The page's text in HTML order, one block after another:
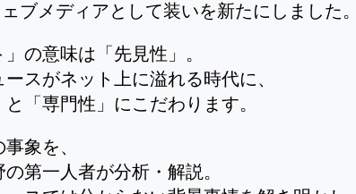
ブメディアとして装いを新たにしました。
」の意味は「先見性」。
スがネット上に溢れる時代に、
「専門性」にこだわります。
象を、
第一人者が分析・解説。